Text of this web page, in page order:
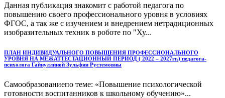
Данная публикация знакомит с работой педагога по
повышению своего профессионального уровня в условиях
ФГОС, а так же с изучением и внедрением нетрадиционных
изобразительных техник в роботе по "Ху...
ПЛАН ИНДИВИДУАЛЬНОГО ПОВЫШЕНИЯ ПРОФЕССИОНАЛЬНОГО
УРОВНЯ НА МЕЖАТТЕСТАЦИОННЫЙ ПЕРИОД ( 2022 – 2027гг.) педагога-
психолога Гайнуллиной Зульфии Рустемовны
Самообразованиепо теме: «Повышение психологической
готовности воспитанников к школьному обучению»...